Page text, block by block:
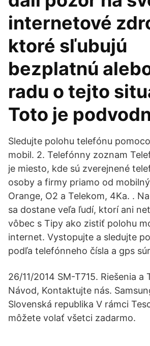
internetové
ktoré sľubujú
bezplatnú
radu o tejto
Toto je
Sledujte polohu telefónu
mobil. 2. Telefónny zoznam
je miesto, kde sú zverejnené
osoby a firmy priamo od
Orange, O2 a Telekom, 4Ka. .
sa dostane veľa ľudí, ktorí ani
vôbec s Tipy ako zistiť polohu
internet. Vystopujte a sledujte
podľa telefónneho čísla a gps
26/11/2014 SM-T715. Riešenia a
Návod, Kontaktujte nás.
Slovenská republika V rámci
môžete volať všetci zadarmo.